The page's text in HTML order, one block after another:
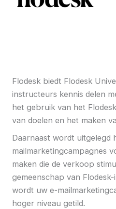
Flodesk biedt Flodesk
instructeurs kennis delen
het gebruik van het
van doelen en het maken
Daarnaast wordt uitgelegd
mailmarketingcampagnes
maken die de verkoop
gemeenschap van
wordt uw e-
hoger niveau getild.